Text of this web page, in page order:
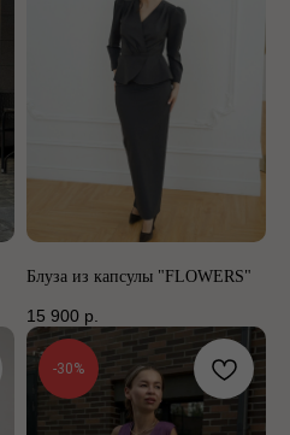
Блуза из капсулы "FLOWERS"
15 900 р.
-30%